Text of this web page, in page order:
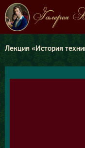
Лекция «История